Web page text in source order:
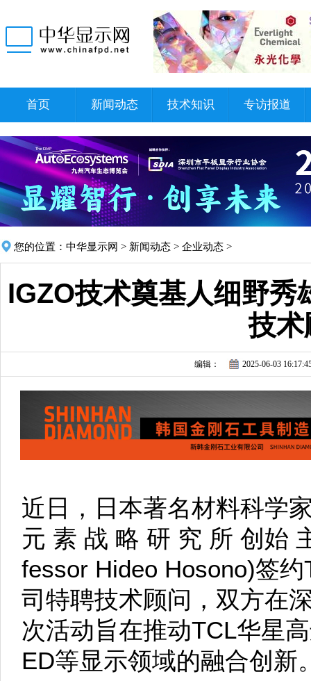
首页 新闻动态 技术知识 专访报道
您的位置： 中华显示网 > 新闻动态 > 企业动态 >
IGZO技术奠基人细野
技术
编辑： 2025-06-03
近日，日本著名材料科学
元 素 战 略 研 究 所 创始
fessor Hideo Hosono)签
司特聘技术顾问，双方在
次活动旨在推动TCL华星
ED等显示领域的融合创新